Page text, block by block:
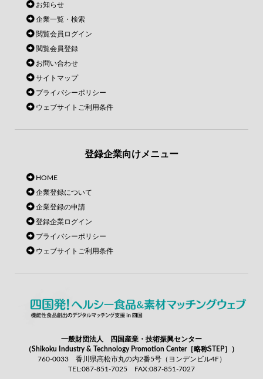
お知らせ
企業一覧・検索
閲覧会員ログイン
閲覧会員登録
お問い合わせ
サイトマップ
プライバシーポリシー
ウェブサイトご利用条件
登録企業向けメニュー
HOME
企業登録について
企業登録の申請
登録企業ログイン
プライバシーポリシー
ウェブサイトご利用条件
一般財団法人 四国産業・技術振興センター
（Shikoku Industry & Technology Promotion Center［略称STEP］）
760-0033 香川県高松市丸の内2番5号（ヨンデンビル4F）
TEL:087-851-7025 FAX:087-851-7027